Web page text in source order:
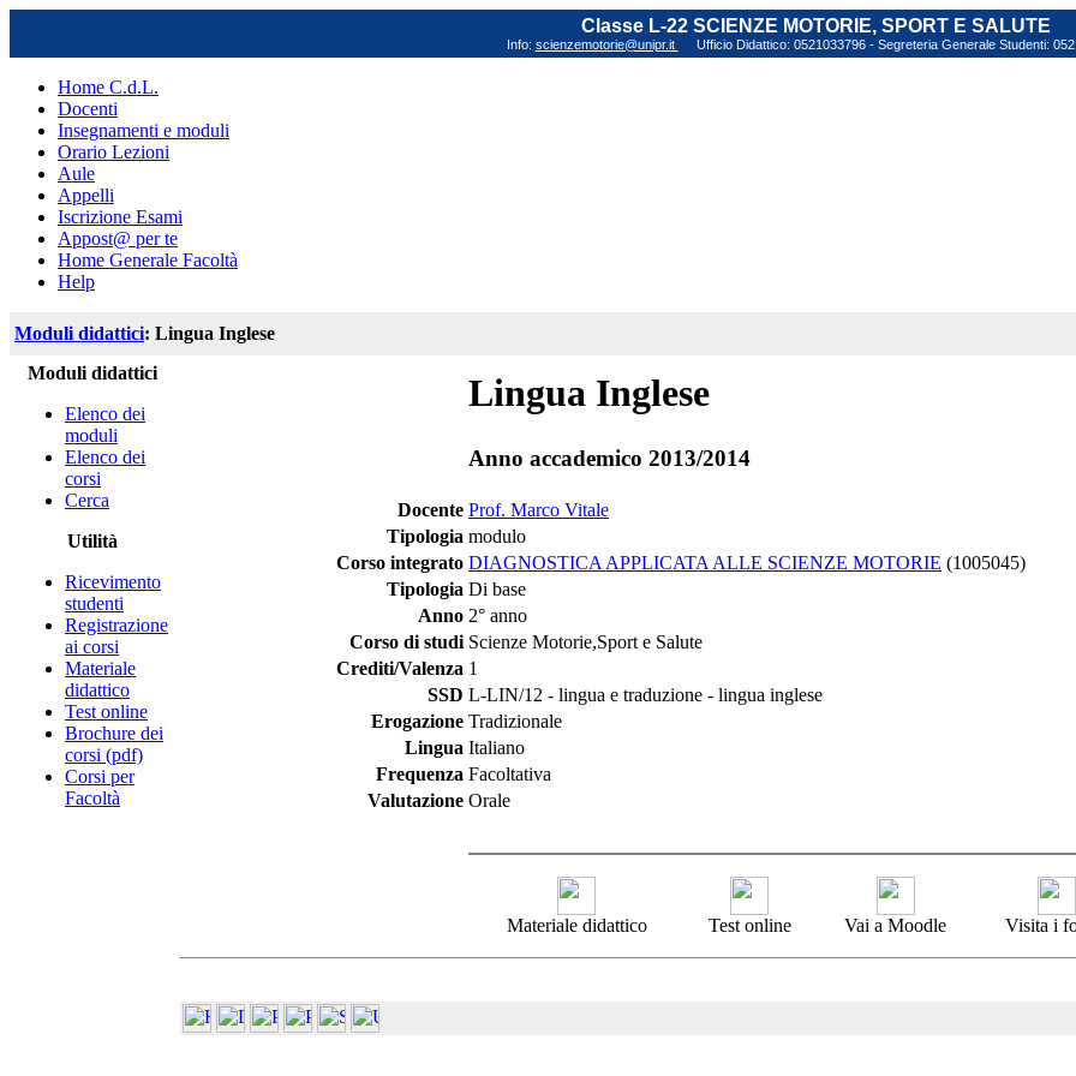
Classe L-22 SCIENZE MOTORIE, SPORT E SALUTE
Info: scienzemotorie@unipr.it Ufficio Didattico: 0521033796 - Segreteria Generale Studenti:
Home C.d.L.
Docenti
Insegnamenti e moduli
Orario Lezioni
Aule
Appelli
Iscrizione Esami
Appost@ per te
Home Generale Facoltà
Help
Moduli didattici: Lingua Inglese
Moduli didattici
Elenco dei
moduli
Elenco dei
corsi
Cerca
Utilità
Ricevimento
studenti
Registrazione
ai corsi
Materiale
didattico
Test online
Brochure dei
corsi (pdf)
Corsi per
Facoltà
Lingua Inglese
Anno accademico 2013/2014
Docente Prof. Marco Vitale
Tipologia modulo
Corso integrato DIAGNOSTICA APPLICATA ALLE SCIENZE MOTORIE (1005045)
Tipologia Di base
Anno 2° anno
Corso di studi Scienze Motorie,Sport e Salute
Crediti/Valenza 1
SSD L-LIN/12 - lingua e traduzione - lingua inglese
Erogazione Tradizionale
Lingua Italiano
Frequenza Facoltativa
Valutazione Orale
Materiale didattico Test online Vai a Moodle Visita i